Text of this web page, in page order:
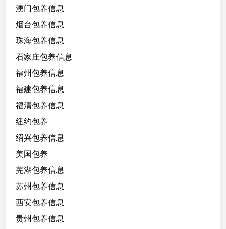
澳门包养信息
烟台包养信息
珠海包养信息
石家庄包养信息
福州包养信息
福建包养信息
福清包养信息
纽约包养
绍兴包养信息
美国包养
芜湖包养信息
苏州包养信息
西安包养信息
贵州包养信息